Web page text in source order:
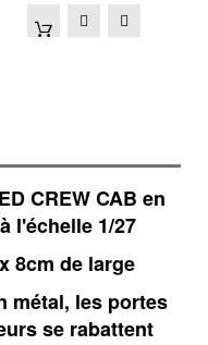
CREW CAB en
l'échelle 1/27
8cm de large
métal, les portes
se rabattent